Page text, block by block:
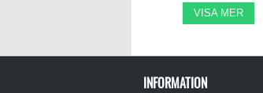
VISA MER
INFORMATION